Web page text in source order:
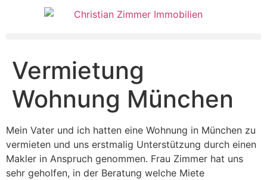
Vermietung
Wohnung München
Mein Vater und ich hatten eine Wohnung in München zu
vermieten und uns erstmalig Unterstützung durch einen
Makler in Anspruch genommen. Frau Zimmer hat uns
sehr geholfen, in der Beratung welche Miete